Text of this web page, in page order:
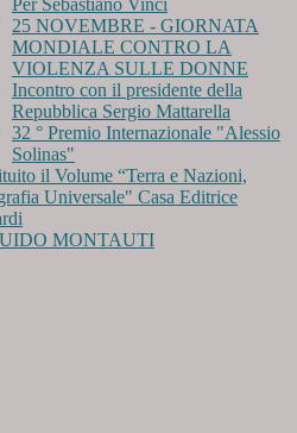
Per Sebastiano Vinci
25 NOVEMBRE - GIORNATA
MONDIALE CONTRO LA
VIOLENZA SULLE DONNE
Incontro con il presidente della
Repubblica Sergio Mattarella
32 ° Premio Internazionale "Alessio
Solinas"
il Volume “Terra e Nazioni,
Universale" Casa Editrice
MONTAUTI